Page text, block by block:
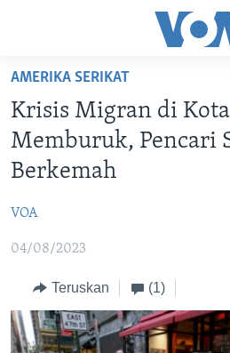
Akses
Lanjut
ke
Konten
Utama
ke
Utama
Lanjut
Pencarian
VIDEO
DAFTAR PROGRAM
IKUTI KAMI
AMERIKA SERIKAT
Krisis Migran di
Memburuk, Pencari
Berkemah
VOA
04/08/2023
Teruskan (1)